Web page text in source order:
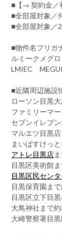
■【→ 契約金／
■全部屋対象／
■全部屋対象／
■物件名フリガ
ルミークメグロ
LMIEC
■近隣周辺施設
ローソン目黒
ファミリーマ
セブンイレブ
マルエツ目黒
まいばすけっ
アトレ目黒店
目黒区美術館
目黒区民セン
目黒保育園ま
目黒区立下目
大鳥神社まで
大崎警察署目